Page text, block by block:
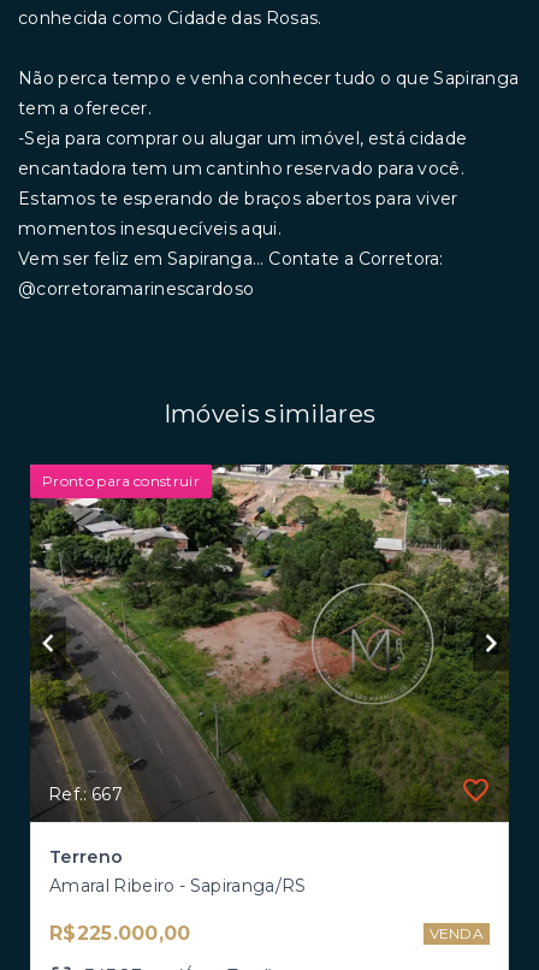
conhecida como Cidade das Rosas.
Não perca tempo e venha conhecer tudo o que Sapiranga
tem a oferecer.
-Seja para comprar ou alugar um imóvel, está cidade
encantadora tem um cantinho reservado para você.
Estamos te esperando de braços abertos para viver
momentos inesquecíveis aqui.
Vem ser feliz em Sapiranga... Contate a Corretora:
@corretoramarinescardoso
Imóveis similares
Pronto para construir
Ref.: 667
Terreno
Amaral Ribeiro - Sapiranga/RS
R$225.000,00 VENDA